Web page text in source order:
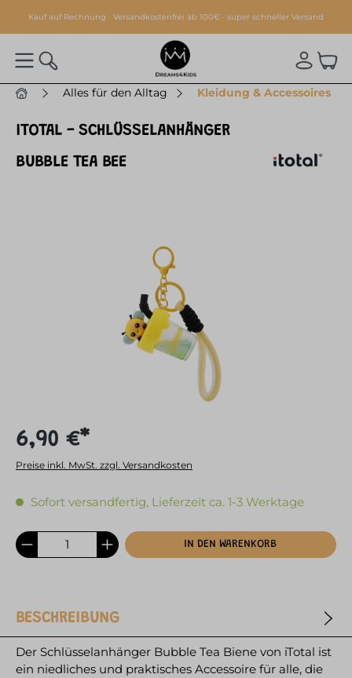
springen
Kauf auf Rechnung · Versandkostenfrei ab 100€ · super schneller Versand
Alles für den Alltag Kleidung & Accessoires
ITOTAL - SCHLÜSSELANHÄNGER
BUBBLE TEA BEE
6,90 €*
Preise inkl. MwSt. zzgl. Versandkosten
Sofort versandfertig, Lieferzeit ca. 1-3 Werktage
IN DEN WARENKORB
BESCHREIBUNG
Der Schlüsselanhänger Bubble Tea Biene von iTotal ist
ein niedliches und praktisches Accessoire für alle, die